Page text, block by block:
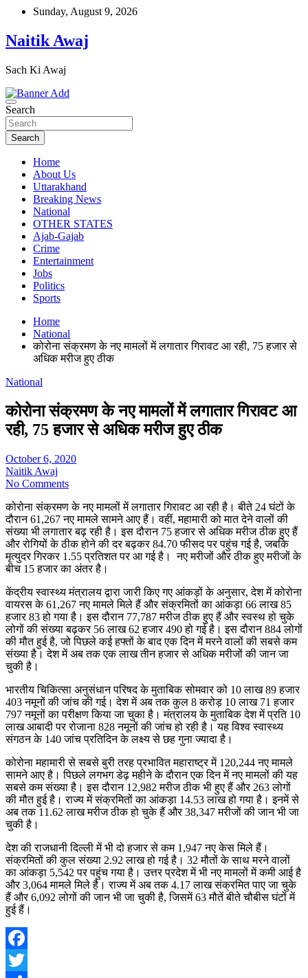
Skip
content
Sunday, August 9, 2026
Naitik Awaj
Sach Ki Awaj
Search
Search
Home
About Us
Uttarakhand
Breaking News
National
OTHER STATES
Ajab-Gajab
Crime
Entertainment
Jobs
Politics
Sports
Home
National
कोरोना संक्रमण के नए मामलों में लगातार गिरावट आ रही, 75 हजार से
अधिक मरीज हुए ठीक
National
कोरोना संक्रमण के नए मामलों में लगातार गिरावट आ
रही, 75 हजार से अधिक मरीज हुए ठीक
October 6, 2020
Naitik Awaj
No Comments
कोरोना संक्रमण के नए मामलों में लगातार गिरावट आ रही है। बीते 24 घंटों के
दौरान 61,267 नए मामले सामने आए हैं। वहीं, महामारी को मात देने वालों की
संख्या भी लगातार बढ़ रही है। इस दौरान 75 हजार से अधिक मरीज ठीक हुए हैं
और रोगियों के ठीक होने की दर बढ़कर 84.70 फीसद पर पहुंच गई है, जबकि
मृत्युदर गिरकर 1.55 प्रतिशत पर आ गई है। नए मरीजों और ठीक हुए मरीजों के
बीच 15 हजार का अंतर है।
केंद्रीय स्वास्थ्य मंत्रालय द्वारा जारी किए गए आंकड़ों के अनुसार, देश में कोरोना
वायरस के 61,267 नए मामले मिले हैं और संक्रमितों का आंकड़ा 66 लाख 85
हजार 83 हो गया है। इस दौरान 77,787 मरीज ठीक हुए हैं और स्वस्थ हो चुके
लोगों की संख्या बढ़कर 56 लाख 62 हजार 490 हो गई है। इस दौरान 884 लोगों
की मौत हुई है, जो पिछले कई हफ्तों के बाद एक दिन में मरने वालों की सबसे कम
संख्या है। देश में अब तक एक लाख तीन हजार से अधिक मरीजों की जान जा
चुकी है।
भारतीय चिकित्सा अनुसंधान परिषद के मुताबिक सोमवार को 10 लाख 89 हजार
403 नमूनों की जांच की गई। देश में अब तक कुल 8 करोड़ 10 लाख 71 हजार
797 नमूनों का परीक्षण किया जा चुका है। मंत्रालय के मुताबिक देश में प्रति 10
लाख आबादी पर रोजाना 828 नमूनों की जांच हो रही है। यह विश्व स्वास्थ्य
संगठन के 140 जांच प्रतिदिन के लक्ष्य से छह गुना ज्यादा है।
कोरोना महामारी से सबसे बुरी तरह प्रभावित महाराष्ट्र में 120,244 नए मामले
सामने आए है। पिछले लगभग डेढ़ महीने के दौरान एक दिन में नए मामलों की यह
सबसे कम संख्या है। इस दौरान 12,982 मरीज ठीक भी हुए हैं और 263 लोगों
की मौत हुई है। राज्य में संक्रमितों का आंकड़ा 14.53 लाख हो गया है। इनमें से
अब तक 11.62 लाख मरीज ठीक हो चुके हैं और 38,347 मरीजों की जान भी जा
चुकी है।
देश की राजधानी दिल्ली में भी दो हजार से कम 1,947 नए केस मिले हैं।
संक्रमितों की कुल संख्या 2.92 लाख हो गई है। 32 मौतों के साथ मरने वालों
का आंकड़ा 5,542 पर पहुंच गया है। उत्तर प्रदेश में भी नए मामलों में कमी आई है
और 3,064 मामले मिले है। राज्य में अब तक 4.17 लाख संक्रमित पाए जा चुके
हैं और 6,092 लोगों की जान भी जा चुकी है, जिसमें 63 मौतें बीते चौबीस घंटों में
हुई हैं।
Facebook